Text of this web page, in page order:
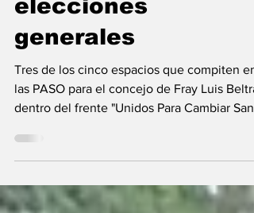
acta compromiso de
cara a las
elecciones
generales
Tres de los cinco espacios que compiten en
Fe"...